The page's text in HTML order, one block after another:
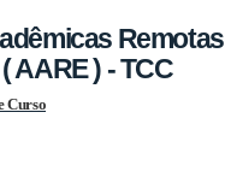
Remotas
AARE ) - TCC
Curso